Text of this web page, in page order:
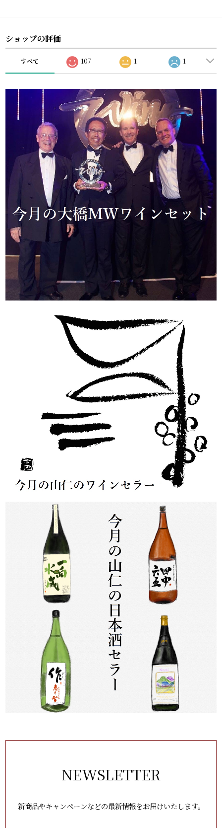
ショップの評価
すべて 107 1 1
NEWSLETTER
新商品やキャンペーンなどの最新情報をお届けいたします。